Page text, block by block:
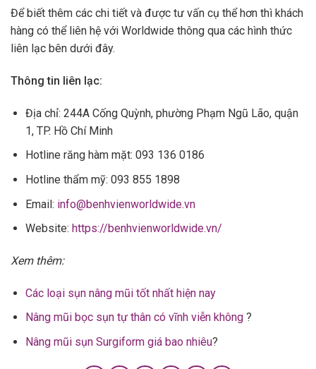
Để biết thêm các chi tiết và được tư vấn cụ thể hơn thì khách
hàng có thể liên hệ với Worldwide thông qua các hình thức
liên lạc bên dưới đây.
Thông tin liên lạc:
Địa chỉ: 244A Cống Quỳnh, phường Phạm Ngũ Lão, quận
1, TP. Hồ Chí Minh
Hotline răng hàm mặt: 093 136 0186
Hotline thẩm mỹ: 093 855 1898
Email: info@benhvienworldwide.vn
Website: https://benhvienworldwide.vn/
Xem thêm:
Các loại sụn nâng mũi tốt nhất hiện nay
Nâng mũi bọc sụn tự thân có vĩnh viễn không?
Nâng mũi sụn Surgiform giá bao nhiêu?